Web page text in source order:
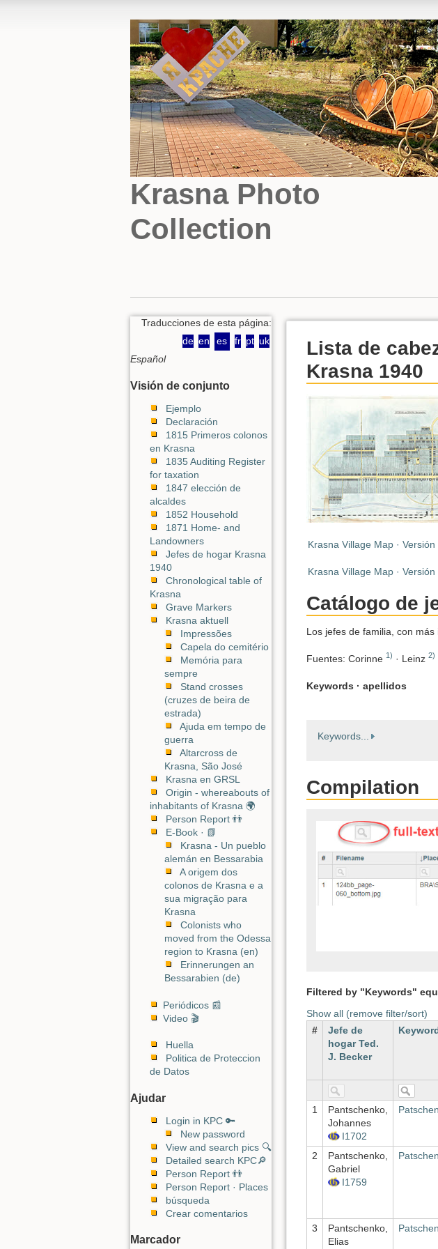
Krasna Photo
Collection
Traducciones de esta página:
de en es fr pt uk
Español
Visión de conjunto
Ejemplo
Declaración
1815 Primeros colonos
en Krasna
1835 Auditing Register
for taxation
1847 elección de
alcaldes
1852 Household
1871 Home- and
Landowners
Jefes de hogar Krasna
1940
Chronological table of
Krasna
Grave Markers
Krasna aktuell
Impressões
Capela do cemitério
Memória para
sempre
Stand crosses
(cruzes de beira de
estrada)
Ajuda em tempo de
guerra
Altarcross de
Krasna, São José
Krasna en GRSL
Origin - whereabouts of
inhabitants of Krasna 🌍
Person Report 👬
E-Book · 📗
Krasna - Un pueblo
alemán en Bessarabia
A origem dos
colonos de Krasna e a
sua migração para
Krasna
Colonists who
moved from the Odessa
region to Krasna (en)
Erinnerungen an
Bessarabien (de)
Periódicos 📰
Video 🎬
Huella
Politica de Proteccion
de Datos
Ajudar
Login in KPC 🔑
New password
View and search pics 🔍
Detailed search KPC🔎
Person Report 👬
Person Report · Places
búsqueda
Crear comentarios
Marcador
Lista de
Krasna 1940
Krasna Village Map ·
Krasna Village Map ·
Catálogo de
Los jefes de familia, con
Fuentes: Corinne 1) · Leinz 2)
Keywords · apellidos
Keywords...
Compilation
Filtered by "Keywords"
Show all (remove filter/sort)
#
Jefe de
hogar Ted.
J. Becker
1
Pantschenko,
Johannes
I1702
2
Pantschenko,
Gabriel
I1759
3
Pantschenko,
Elias